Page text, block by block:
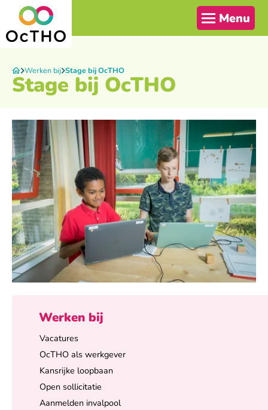
Menu
Werken bij Stage bij OcTHO
Stage bij OcTHO
Werken bij
Vacatures
OcTHO als werkgever
Kansrijke loopbaan
Open sollicitatie
Aanmelden invalpool